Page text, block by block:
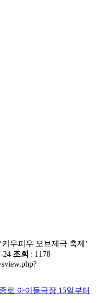
우피우 오브제극 축제’
24 조회 : 1178
로 아이들극장 15일부터